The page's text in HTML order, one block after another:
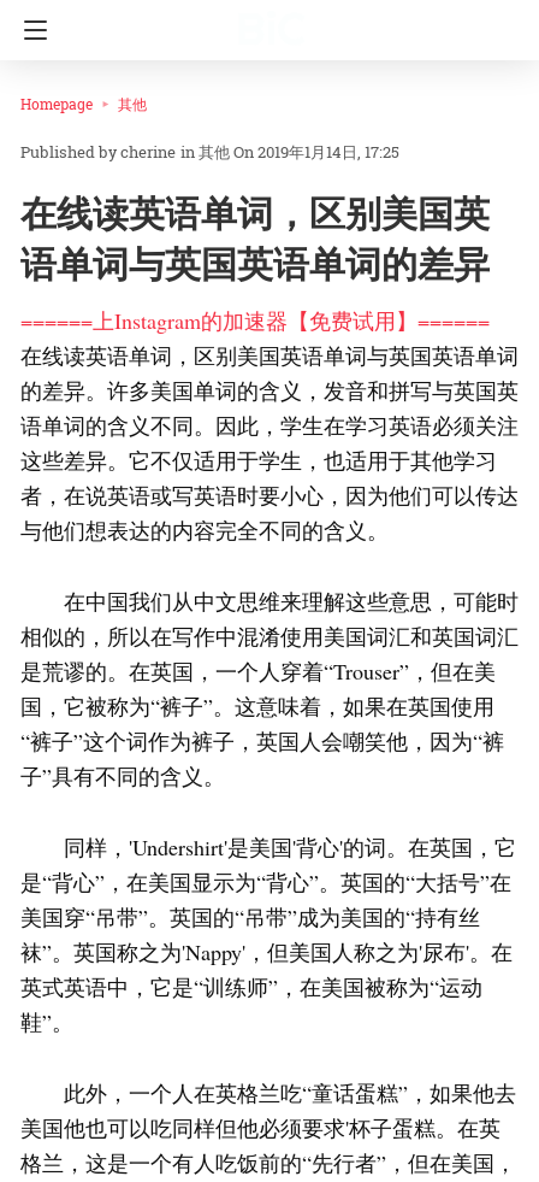
Homepage 其他
cherine in其他On 2019年1月14日, 17:25
在线读英语单词，区别美国英
语单词与英国英语单词的差异
======上Instagram的加速器【免费试用】======
在线读英语单词，区别美国英语单词与英国英语单词
的差异。许多美国单词的含义，发音和拼写与英国英
语单词的含义不同。因此，学生在学习英语必须关注
这些差异。它不仅适用于学生，也适用于其他学习
者，在说英语或写英语时要小心，因为他们可以传达
与他们想表达的内容完全不同的含义。
在中国我们从中文思维来理解这些意思，可能时
相似的，所以在写作中混淆使用美国词汇和英国词汇
是荒谬的。在英国，一个人穿着“Trouser”，但在美
国，它被称为“裤子”。这意味着，如果在英国使用
“裤子”这个词作为裤子，英国人会嘲笑他，因为“裤
子”具有不同的含义。
同样，'Undershirt'是美国'背心'的词。在英国，它
是“背心”，在美国显示为“背心”。英国的“大括号”在
美国穿“吊带”。英国的“吊带”成为美国的“持有丝
袜”。英国称之为'Nappy'，但美国人称之为'尿布'。在
英式英语中，它是“训练师”，在美国被称为“运动
鞋”。
此外，一个人在英格兰吃“童话蛋糕”，如果他去
美国他也可以吃同样但他必须要求'杯子蛋糕。在英
格兰，这是一个有人吃饭前的“先行者”，但在美国，